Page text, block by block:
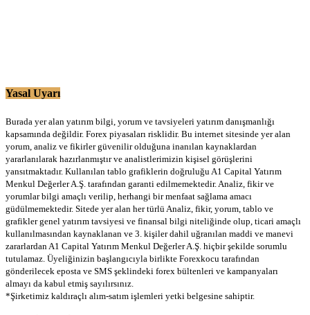
Yasal Uyarı
Burada yer alan yatırım bilgi, yorum ve tavsiyeleri yatırım danışmanlığı
kapsamında değildir. Forex piyasaları risklidir. Bu internet sitesinde yer alan
yorum, analiz ve fikirler güvenilir olduğuna inanılan kaynaklardan
yararlanılarak hazırlanmıştır ve analistlerimizin kişisel görüşlerini
yansıtmaktadır. Kullanılan tablo grafiklerin doğruluğu A1 Capital Yatırım
Menkul Değerler A.Ş. tarafından garanti edilmemektedir. Analiz, fikir ve
yorumlar bilgi amaçlı verilip, herhangi bir menfaat sağlama amacı
güdülmemektedir. Sitede yer alan her türlü Analiz, fikir, yorum, tablo ve
grafikler genel yatırım tavsiyesi ve finansal bilgi niteliğinde olup, ticari amaçlı
kullanılmasından kaynaklanan ve 3. kişiler dahil uğranılan maddi ve manevi
zararlardan A1 Capital Yatırım Menkul Değerler A.Ş. hiçbir şekilde sorumlu
tutulamaz. Üyeliğinizin başlangıcıyla birlikte Forexkocu tarafından
gönderilecek eposta ve SMS şeklindeki forex bültenleri ve kampanyaları
almayı da kabul etmiş sayılırsınız.
*Şirketimiz kaldıraçlı alım-satım işlemleri yetki belgesine sahiptir.